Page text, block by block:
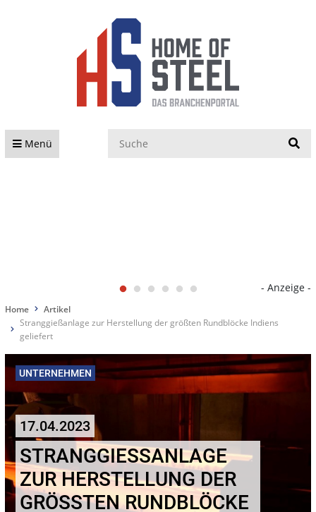
Menü
- Anzeige -
Home
Artikel
Stranggießanlage zur Herstellung der größten Rundblöcke Indiens
geliefert
UNTERNEHMEN
17.04.2023
STRANGGIESSANLAGE Z
UR HERSTELLUNG DER G
RÖSSTEN RUNDBLÖCKE IN